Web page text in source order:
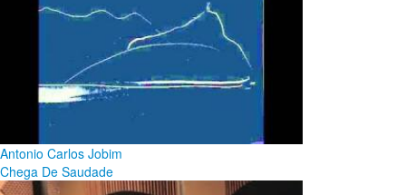
Antonio Carlos Jobim
Chega De Saudade